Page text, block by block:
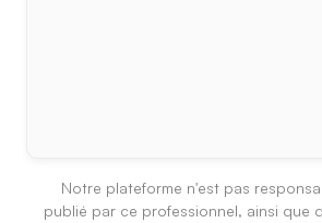
Notre plateforme n'est pas
publié par ce professionnel, ainsi que